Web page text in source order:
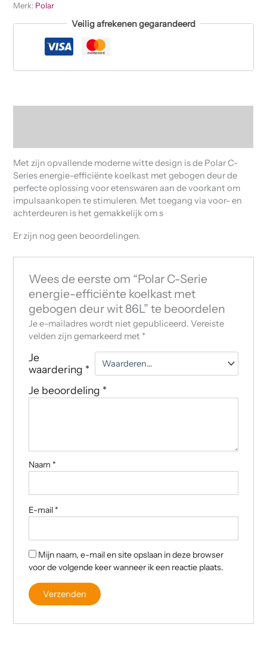
Merk: Polar
Veilig afrekenen gegarandeerd
Met zijn opvallende moderne witte design is de Polar C-
Series energie-efficiënte koelkast met gebogen deur de
perfecte oplossing voor etenswaren aan de voorkant om
impulsaankopen te stimuleren. Met toegang via voor- en
achterdeuren is het gemakkelijk om s
Er zijn nog geen beoordelingen.
Wees de eerste om “Polar C-Serie
energie-efficiënte koelkast met
gebogen deur wit 86L” te beoordelen
Je e-mailadres wordt niet gepubliceerd. Vereiste
velden zijn gemarkeerd met *
Je
waardering *
Je beoordeling *
Naam *
E-mail *
Mijn naam, e-mail en site opslaan in deze browser
voor de volgende keer wanneer ik een reactie plaats.